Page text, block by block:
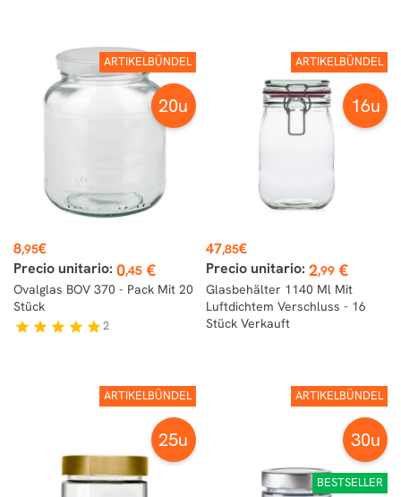
ARTIKELBÜNDEL
20u
Preis
8,95€
Precio unitario: 0,45 €
Ovalglas BOV 370 - Pack Mit 20
Stück
star star star star star2
ARTIKELBÜNDEL
16u
Preis
47,85€
Precio unitario: 2,99€
Glasbehälter 1140 Ml Mit
Luftdichtem Verschluss - 16
Stück Verkauft
ARTIKELBÜNDEL
25u
ARTIKELBÜNDEL
30u
BESTSELLER